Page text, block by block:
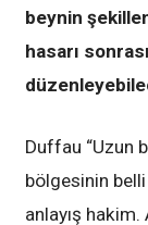
beynin
hasarı
Duffau “Uzun
bölgesinin belli
anlayış hakim.